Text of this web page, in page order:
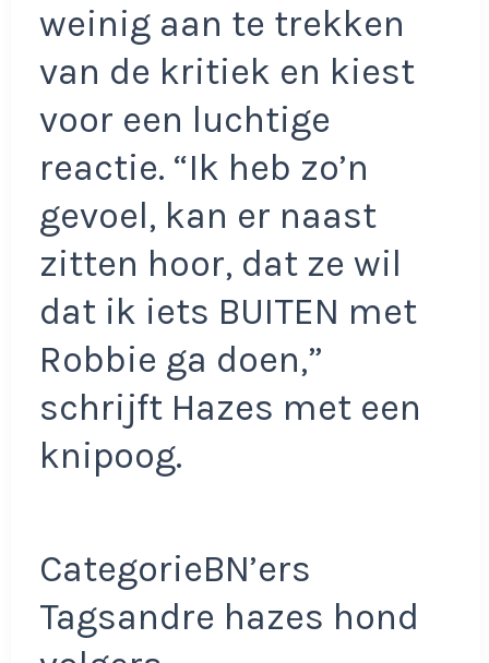
weinig aan te trekken
van de kritiek en kiest
voor een luchtige
reactie. “Ik heb zo’n
gevoel, kan er naast
zitten hoor, dat ze wil
dat ik iets BUITEN met
Robbie ga doen,”
schrijft Hazes met een
knipoog.
CategorieBN’ers
Tagsandre hazes hond